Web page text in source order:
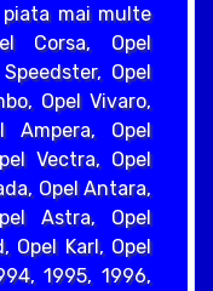
piata mai multe
Corsa, Opel
Opel
Opel Vivaro,
Ampera, Opel
Vectra, Opel
Opel Antara,
Astra, Opel
Opel Karl, Opel
1995, 1996,